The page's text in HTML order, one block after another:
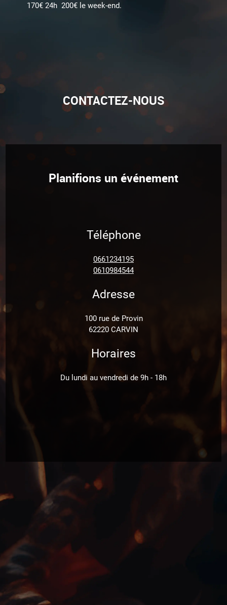
170€ 24h 200€ le week-end.
CONTACTEZ-NOUS
Planifions un événement
Téléphone
0661234195
0610984544
Adresse
100 rue de Provin
62220 CARVIN
Horaires
Du lundi au vendredi de 9h - 18h